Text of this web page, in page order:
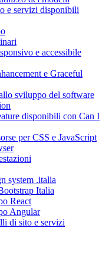
e servizi disponibili
e accessibile
e Graceful
sviluppo del software
disponibili con Can I
per CSS e JavaScript
system .italia
Italia
React
Angular
di sito e servizi